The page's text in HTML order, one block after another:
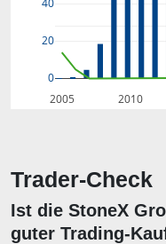
2005 2010
0
20
40
Trader-Check
Ist die StoneX
guter Trading-